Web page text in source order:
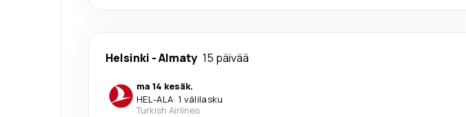
Helsinki -Almaty 15 päivää
ma 14 kesäk.
HEL-ALA· 1 välilasku
Turkish Airlines